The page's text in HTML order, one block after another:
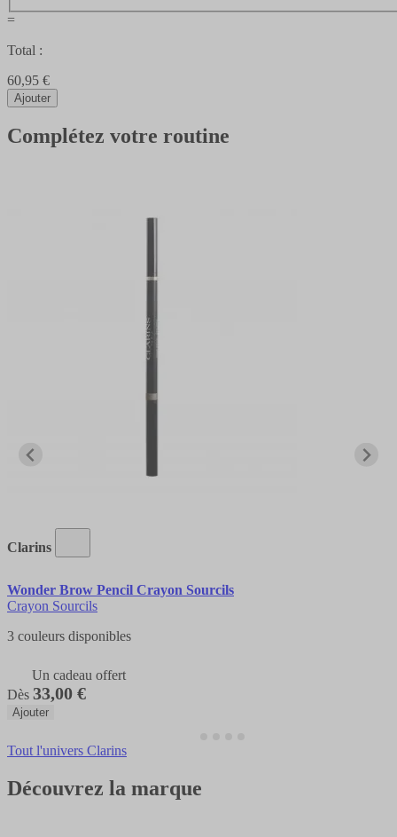
=
Total :
60,95 €
Ajouter
Complétez votre routine
Clarins
Wonder Brow Pencil Crayon Sourcils
Crayon Sourcils
3 couleurs disponibles
Un cadeau offert
Dès 33,00 €
Ajouter
Tout l'univers Clarins
Découvrez la marque